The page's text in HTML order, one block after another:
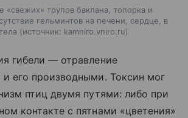
«свежих» трупов баклана, топорка и
гельминтов на печени, сердце, в
источник: kamniro.vniro.ru
гибели — отравление
и его производными. Токсин мог
птиц двумя путями: либо при
контакте с пятнами «цветения»